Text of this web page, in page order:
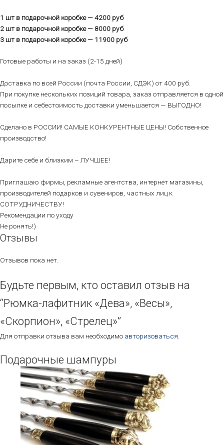
1 шт в подарочной коробке — 4200 руб
2 шт в подарочной коробке — 8000 руб
3 шт в подарочной коробке — 11900 руб
Готовые работы и на заказ (2-15 дней)
Доставка по всей России (почта России, СДЭК) от 400 руб.
При покупке нескольких позиций товара, заказ отправляется в одной
посылке и себестоимость доставки уменьшается — ВЫГОДНО!
Сделано в РОССИИ! САМЫЕ КОНКУРЕНТНЫЕ ЦЕНЫ! Собственное
производство!
Дарите себе и близким – ЛУЧШЕЕ!
Приглашаю фирмы, рекламные агентства, интернет магазины,
производителей подарков и сувениров, частных лиц к
СОТРУДНИЧЕСТВУ!
Рекомендации по уходу
Не ронять!)
Отзывы
Отзывов пока нет.
Будьте первым, кто оставил отзыв на
“Рюмка-лафитник «Дева», «Весы»,
«Скорпион», «Стрелец»”
Для отправки отзыва вам необходимо авторизоваться
Подарочные шампуры
товар
имеет
несколько
Опции